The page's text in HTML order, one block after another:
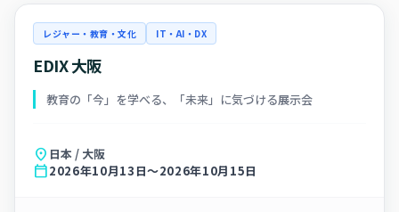
レジャー・教育・文化 IT・AI・DX
EDIX 大阪
教育の「今」を学べる、「未来」に気づける展示会
location_on 日本 / 大阪
calendar_today2026年10月13日～2026年10月15日